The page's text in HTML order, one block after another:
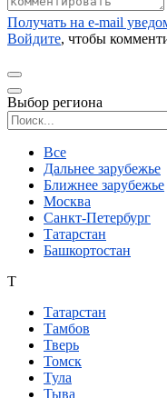
Получать на e‑mail
Войдите, чтобы
Выбор региона
Все
Дальнее зарубежье
Ближнее зарубежье
Москва
Санкт-Петербург
Татарстан
Башкортостан
Т
Татарстан
Тамбов
Тверь
Томск
Тула
Тыва